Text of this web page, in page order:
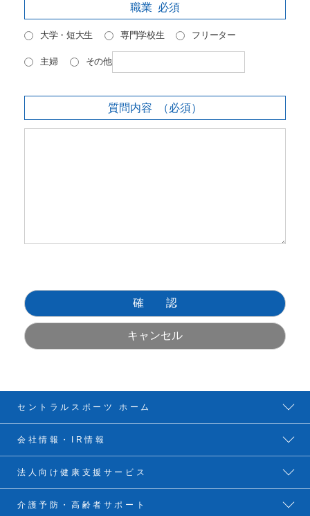
職業 必須
大学・短大生 専門学校生 フリーター
主婦 その他
質問内容 （必須）
セントラルスポーツ ホーム
会社情報・IR情報
法人向け健康支援サービス
介護予防・高齢者サポート